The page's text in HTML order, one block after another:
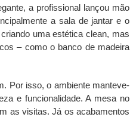
a profissional lançou mão
a sala de jantar e o
uma estética clean, mas
– como o banco de madeira
Por isso, o ambiente manteve-
e funcionalidade. A mesa no
as visitas. Já os acabamentos